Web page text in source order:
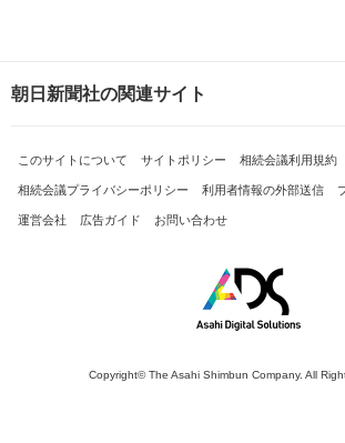
朝日新聞社の関連サイト
このサイトについて サイトポリシー 相続会議利用規約
相続会議プライバシーポリシー 利用者情報の外部送信
運営会社 広告ガイド お問い合わせ
Copyright© The Asahi Shimbun Company. All